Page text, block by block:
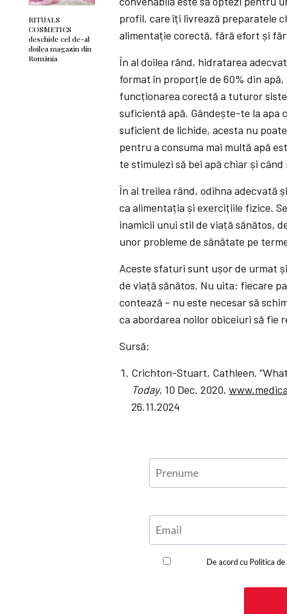
RITUALS
COSMETICS
deschide cel de-al
doilea magazin din
România
profil, care îți livrează preparatele
alimentație corectă, fără efort și
În al doilea rând, hidratarea
format în proporție de 60% din
funcționarea corectă a tuturor
suficientă apă. Gândește-te la apa
suficient de lichide, acesta nu
pentru a consuma mai multă apă
te stimulezi să bei apă chiar și când
În al treilea rând, odihna adecvată
ca alimentația și exercițiile fizice.
inamicii unui stil de viață sănătos,
unor probleme de sănătate pe
Aceste sfaturi sunt ușor de urmat
de viață sănătos. Nu uita: fiecare
contează – nu este necesar să
ca abordarea noilor obiceiuri să fie
Sursă:
Crichton-Stuart, Cathleen.
Today, 10 Dec. 2020,
26.11.2024